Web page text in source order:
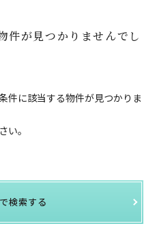
件が見つかりませんでし
件に該当する物件が見つかりま
い。
検索する